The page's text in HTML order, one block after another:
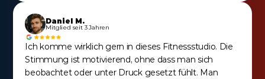
Daniel M.
Mitglied seit 3 Jahren
Ich komme wirklich gern in dieses Fitnessstudio. Die
Stimmung ist motivierend, ohne dass man sich
beobachtet oder unter Druck gesetzt fühlt. Man